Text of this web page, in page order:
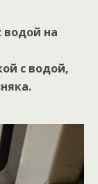
водой на
с водой,